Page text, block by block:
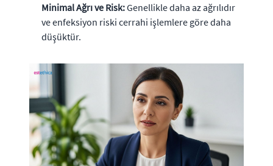
Minimal Ağrı ve Risk:Genellikle daha az ağrılıdır
ve enfeksiyon riski cerrahi işlemlere göre daha
düşüktür.